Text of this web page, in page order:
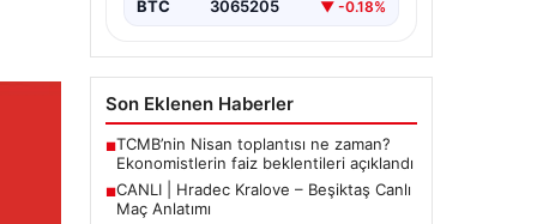
BTC 3065205 ▼ -0.18%
Son Eklenen Haberler
■TCMB’nin Nisan toplantısı ne zaman?
Ekonomistlerin faiz beklentileri açıklandı
■CANLI | Hradec Kralove – Beşiktaş Canlı
Maç Anlatımı